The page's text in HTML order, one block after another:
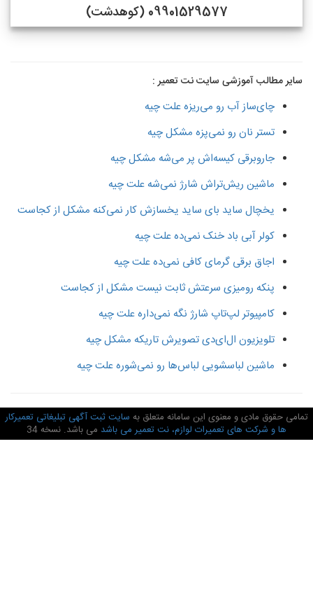
09901529577 (کوهدشت)
سایر مطالب آموزشی سایت نت تعمیر :
چای‌ساز آب رو می‌ریزه علت چیه
تستر نان رو نمی‌پزه مشکل چیه
جاروبرقی کیسه‌اش پر می‌شه مشکل چیه
ماشین ریش‌تراش شارژ نمی‌شه علت چیه
یخچال ساید بای ساید یخسازش کار نمی‌کنه مشکل از کجاست
کولر آبی باد خنک نمی‌ده علت چیه
اجاق برقی گرمای کافی نمی‌ده علت چیه
پنکه رومیزی سرعتش ثابت نیست مشکل از کجاست
کامپیوتر لپ‌تاپ شارژ نگه نمی‌داره علت چیه
تلویزیون ال‌ای‌دی تصویرش تاریکه مشکل چیه
ماشین لباسشویی لباس‌ها رو نمی‌شوره علت چیه
حقوق مادی و معنوی این سامانه متعلق به سایت ثبت آگهی تبلیغاتی تعمیرکار
ها و شرکت های تعمیرات لوازم، نت تعمیر می باشدمی باشد. نسخه 34